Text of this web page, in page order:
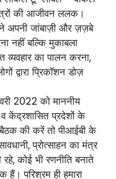
की आजीवन ललक।
अपनी जांबाज़ी और ज़ज़बे
नहीं बल्कि मुकाबला
व्यवहार का पालन करना,
द्वारा प्रिकॉशन डोज़
2022 को माननीय
व केंद्रशासित प्रदेशों के
की करें तो पीआईबी के
प्रोत्साहन का मंत्र
कोई भी रणनीति बनाते
परिश्रम ही हमारा